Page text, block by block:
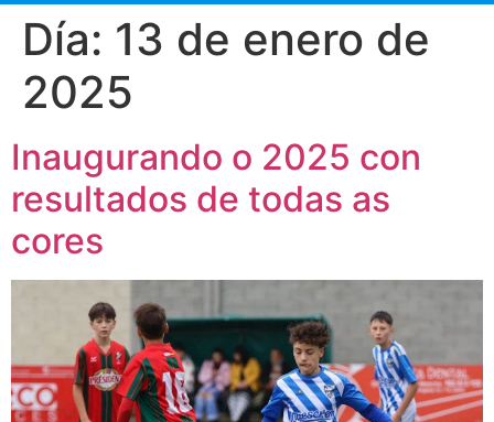
Día: 13 de enero de
2025
Inaugurando o 2025 con
resultados de todas as
cores